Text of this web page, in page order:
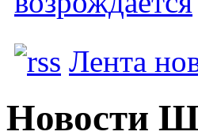
Лента
Новости